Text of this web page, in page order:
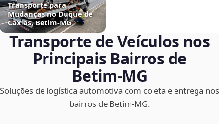
Transporte para
Mudanças no Duque de
Caxias, Betim‑MG
Transporte de Veículos nos
Principais Bairros de
Betim‑MG
Soluções de logística automotiva com coleta e entrega nos
bairros de Betim‑MG.